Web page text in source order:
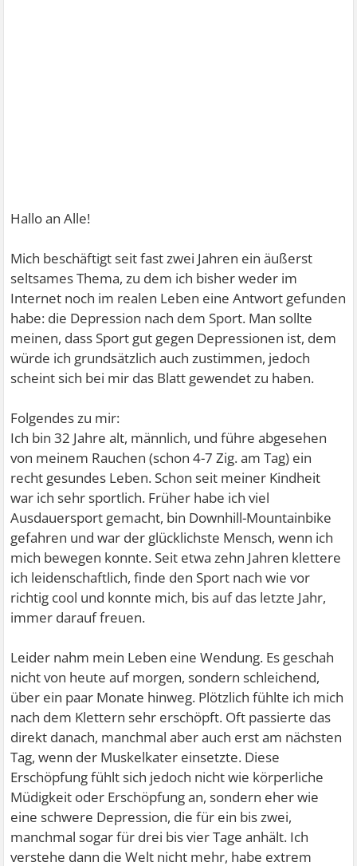
Hallo an Alle!
Mich beschäftigt seit fast zwei Jahren ein äußerst
seltsames Thema, zu dem ich bisher weder im
Internet noch im realen Leben eine Antwort gefunden
habe: die Depression nach dem Sport. Man sollte
meinen, dass Sport gut gegen Depressionen ist, dem
würde ich grundsätzlich auch zustimmen, jedoch
scheint sich bei mir das Blatt gewendet zu haben.
Folgendes zu mir:
Ich bin 32 Jahre alt, männlich, und führe abgesehen
von meinem Rauchen (schon 4-7 Zig. am Tag) ein
recht gesundes Leben. Schon seit meiner Kindheit
war ich sehr sportlich. Früher habe ich viel
Ausdauersport gemacht, bin Downhill-Mountainbike
gefahren und war der glücklichste Mensch, wenn ich
mich bewegen konnte. Seit etwa zehn Jahren klettere
ich leidenschaftlich, finde den Sport nach wie vor
richtig cool und konnte mich, bis auf das letzte Jahr,
immer darauf freuen.
Leider nahm mein Leben eine Wendung. Es geschah
nicht von heute auf morgen, sondern schleichend,
über ein paar Monate hinweg. Plötzlich fühlte ich mich
nach dem Klettern sehr erschöpft. Oft passierte das
direkt danach, manchmal aber auch erst am nächsten
Tag, wenn der Muskelkater einsetzte. Diese
Erschöpfung fühlt sich jedoch nicht wie körperliche
Müdigkeit oder Erschöpfung an, sondern eher wie
eine schwere Depression, die für ein bis zwei,
manchmal sogar für drei bis vier Tage anhält. Ich
verstehe dann die Welt nicht mehr, habe extrem